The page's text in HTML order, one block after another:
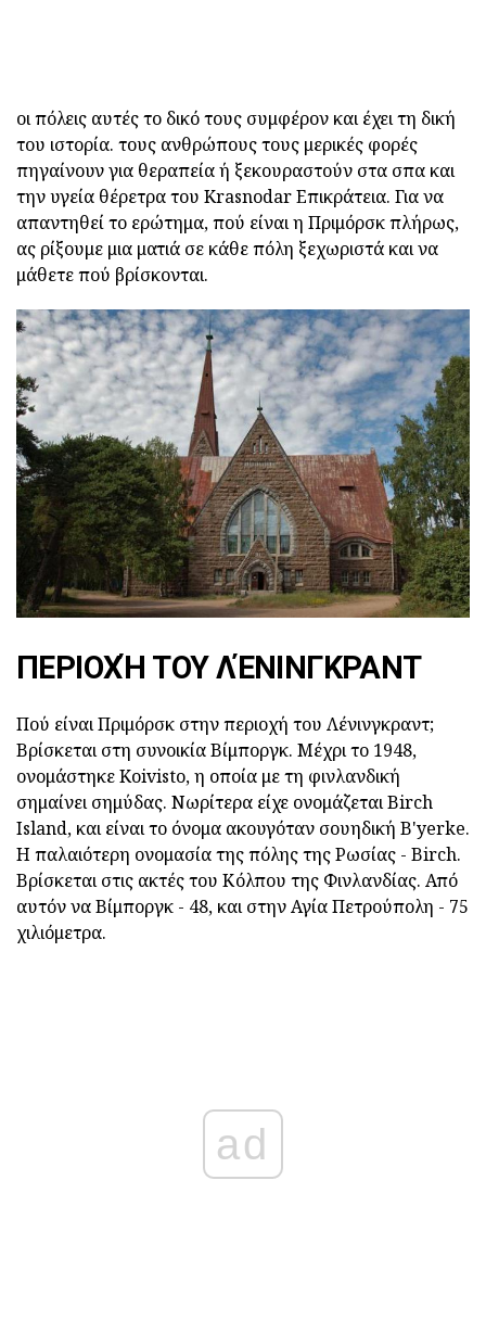
οι πόλεις αυτές το δικό τους συμφέρον και έχει τη δική
του ιστορία. τους ανθρώπους τους μερικές φορές
πηγαίνουν για θεραπεία ή ξεκουραστούν στα σπα και
την υγεία θέρετρα του Krasnodar Επικράτεια. Για να
απαντηθεί το ερώτημα, πού είναι η Πριμόρσκ πλήρως,
ας ρίξουμε μια ματιά σε κάθε πόλη ξεχωριστά και να
μάθετε πού βρίσκονται.
ΠΕΡΙΟΧΉ ΤΟΥ ΛΈΝΙΝΓΚΡΑΝΤ
Πού είναι Πριμόρσκ στην περιοχή του Λένινγκραντ;
Βρίσκεται στη συνοικία Βίμποργκ. Μέχρι το 1948,
ονομάστηκε Koivisto, η οποία με τη φινλανδική
σημαίνει σημύδας. Νωρίτερα είχε ονομάζεται Birch
Island, και είναι το όνομα ακουγόταν σουηδική B'yerke.
Η παλαιότερη ονομασία της πόλης της Ρωσίας - Birch.
Βρίσκεται στις ακτές του Κόλπου της Φινλανδίας. Από
αυτόν να Βίμποργκ - 48, και στην Αγία Πετρούπολη - 75
χιλιόμετρα.
ad